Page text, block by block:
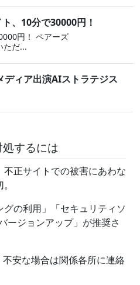
、10分で30000円！
円！ ペアーズ
ただ...
ィア出演AIストラテジス
するには
正サイトでの被害にあわな
グの利用」「セキュリティソ
ージョンアップ」が推奨さ
安な場合は関係各所に連絡